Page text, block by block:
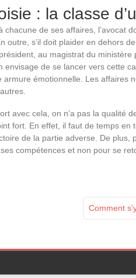
: la classe
chacune de ses affaires, l’avocat
outre, s’il doit plaider en dehors
au magistrat du ministère
envisage de se lancer vers cette
armure émotionnelle. Les affaires
avec cela, on n’a pas la qualité
fort. En effet, il faut de temps en
de la partie adverse. De plus,
compétences et non pour se
Comment